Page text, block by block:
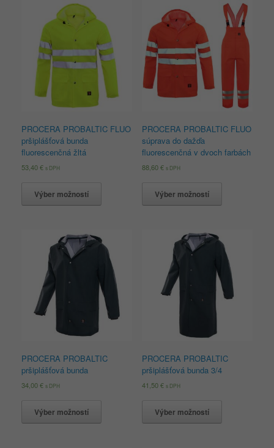
PROCERA PROBALTIC FLUO
pršiplášťová bunda
fluorescenčná žltá
53,40€ s DPH
Výber možností
PROCERA PROBALTIC FLUO
súprava do dažďa
fluorescenčná v dvoch farbách
88,60€ s DPH
Výber možností
PROCERA PROBALTIC
pršiplášťová bunda
34,00€ s DPH
Výber možností
PROCERA PROBALTIC
pršiplášťová bunda 3/4
41,50€ s DPH
Výber možností